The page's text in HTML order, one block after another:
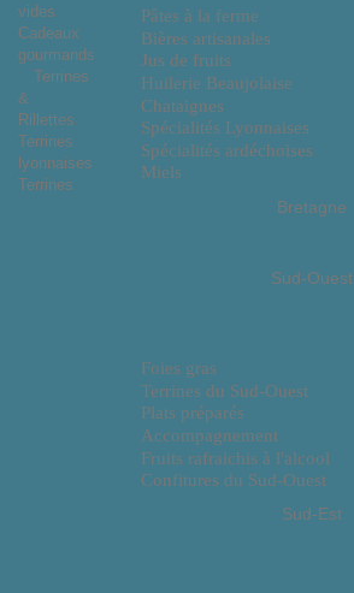
Pâtes à la ferme
Bières artisanales
Jus de fruits
Huilerie Beaujolaise
Chataignes
Spécialités Lyonnaises
Spécialités ardéchoises
Miels
Bretagne
Sud-Ouest
Foies gras
Terrines du Sud-Ouest
Plats préparés
Accompagnement
Fruits rafraichis à l'alcool
Confitures du Sud-Ouest
Sud-Est
vides
Cadeaux
gourmands
Terrines
&
Rillettes
Terrines
lyonnaises
Terrines